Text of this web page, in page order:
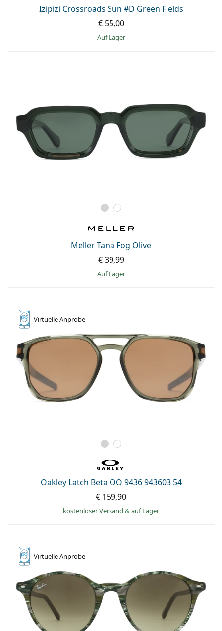
Izipizi Crossroads Sun #D Green Fields
€ 55,00
auf Lager
Meller Tana Fog Olive
€ 39,99
auf Lager
VirtuelleAnprobe
Oakley Latch Beta OO 9436 943603 54
€ 159,90
kostenloser Versand & auf Lager
VirtuelleAnprobe